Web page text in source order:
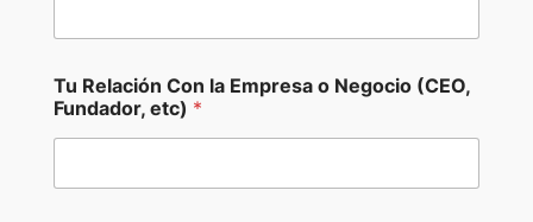
Tu Relación Con la Empresa o Negocio (CEO,
Fundador, etc) *